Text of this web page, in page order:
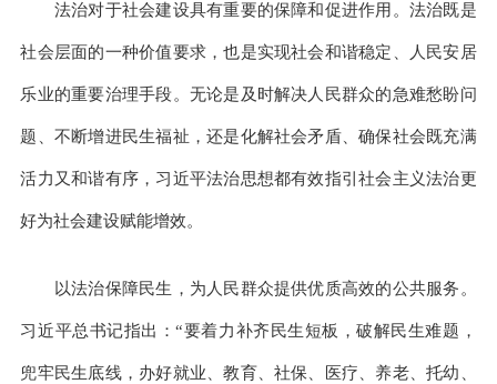
法治对于社会建设具有重要的保障和促进作用。法治既是
社会层面的一种价值要求，也是实现社会和谐稳定、人民安居
乐业的重要治理手段。无论是及时解决人民群众的急难愁盼问
题、不断增进民生福祉，还是化解社会矛盾、确保社会既充满
活力又和谐有序，习近平法治思想都有效指引社会主义法治更
好为社会建设赋能增效。
以法治保障民生，为人民群众提供优质高效的公共服务。
习近平总书记指出：“要着力补齐民生短板，破解民生难题，
兜牢民生底线，办好就业、教育、社保、医疗、养老、托幼、